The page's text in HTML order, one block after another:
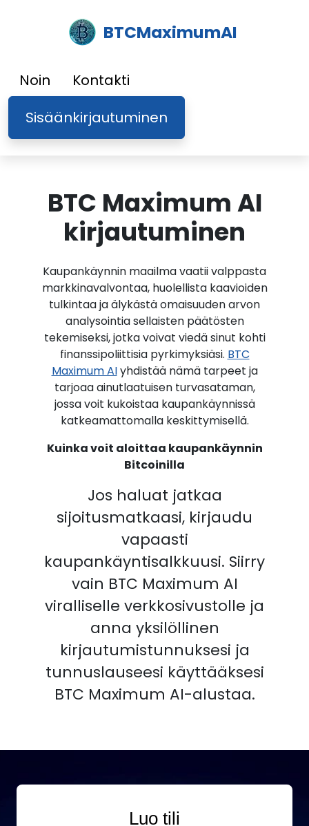
BTCMaximumAI
Noin
Kontakti
Sisäänkirjautuminen
BTC Maximum AI
kirjautuminen
Kaupankäynnin maailma vaatii valppasta
markkinavalvontaa, huolellista kaavioiden
tulkintaa ja älykästä omaisuuden arvon
analysointia sellaisten päätösten
tekemiseksi, jotka voivat viedä sinut kohti
finanssipoliittisia pyrkimyksiäsi. BTC
Maximum AIyhdistää nämä tarpeet ja
tarjoaa ainutlaatuisen turvasataman,
jossa voit kukoistaa kaupankäynnissä
katkeamattomalla keskittymisellä.
Kuinka voit aloittaa kaupankäynnin
Bitcoinilla
Jos haluat jatkaa
sijoitusmatkaasi, kirjaudu
vapaasti
kaupankäyntisalkkuusi. Siirry
vain BTC Maximum AI
viralliselle verkkosivustolle ja
anna yksilöllinen
kirjautumistunnuksesi ja
tunnuslauseesi käyttääksesi
BTC Maximum AI-alustaa.